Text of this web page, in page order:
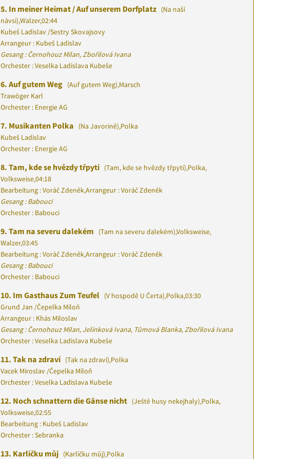
5. In meiner Heimat / Auf unserem Dorfplatz (Na naší
návsi),Walzer,02:44
Kubeš Ladislav /Sestry Skovajsovy
Arrangeur : Kubeš Ladislav
Gesang : Černohouz Milan, Zbořilová Ivana
Orchester : Veselka Ladislava Kubeše
6. Auf gutem Weg (Auf gutem Weg),Marsch
Trawöger Karl
Orchester : Energie AG
7. Musikanten Polka (Na Javorině),Polka
Kubeš Ladislav
Orchester : Energie AG
8. Tam, kde se hvězdy třpytí (Tam, kde se hvězdy třpytí),Polka,
Volksweise,04:18
Bearbeitung : Voráč Zdeněk,Arrangeur : Voráč Zdeněk
Gesang : Babouci
Orchester : Babouci
9. Tam na severu dalekém (Tam na severu dalekém),Volksweise,
Walzer,03:45
Bearbeitung : Voráč Zdeněk,Arrangeur : Voráč Zdeněk
Gesang : Babouci
Orchester : Babouci
10. Im Gasthaus Zum Teufel (V hospodě U Čerta),Polka,03:30
Grund Jan /Čepelka Miloň
Arrangeur : Khás Miloslav
Gesang : Černohouz Milan, Jelínková Ivana, Tůmová Blanka, Zbořilová Ivana
Orchester : Veselka Ladislava Kubeše
11. Tak na zdraví (Tak na zdraví),Polka
Vacek Miroslav /Čepelka Miloň
Orchester : Veselka Ladislava Kubeše
12. Noch schnattern die Gänse nicht (Ještě husy nekejhaly),Polka,
Volksweise,02:55
Bearbeitung : Kubeš Ladislav
Orchester : Sebranka
13. Karlíčku můj (Karlíčku můj),Polka